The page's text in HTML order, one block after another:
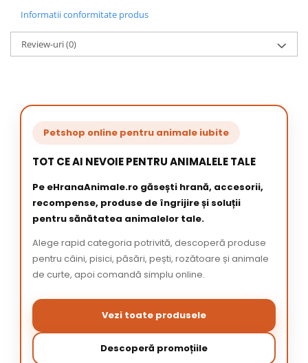
Informatii conformitate produs
Review-uri(0)
Petshop online pentru animale iubite
TOT CE AI NEVOIE PENTRU ANIMALELE TALE
Pe eHranaAnimale.ro găsești hrană, accesorii,
recompense, produse de îngrijire și soluții
pentru sănătatea animalelor tale.
Alege rapid categoria potrivită, descoperă produse
pentru câini, pisici, păsări, pești, rozătoare și animale
de curte, apoi comandă simplu online.
Vezi toate produsele
Descoperă promoțiile